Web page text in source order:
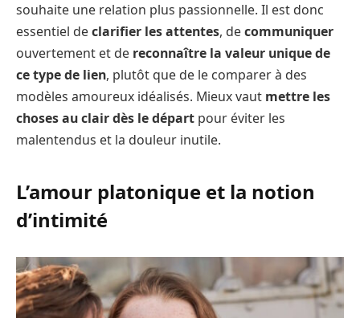
souhaite une relation plus passionnelle. Il est donc
essentiel declarifier les attentes, decommuniquer
ouvertement et de reconnaître la valeur unique de
ce type de lien, plutôt que de le comparer à des
modèles amoureux idéalisés. Mieux vaut mettre les
choses au clair dès le départ pour éviter les
malentendus et la douleur inutile.
L’amour platonique et la notion
d’intimité